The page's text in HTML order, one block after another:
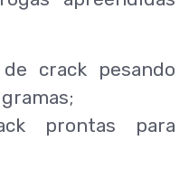
crack pesando
prontas para